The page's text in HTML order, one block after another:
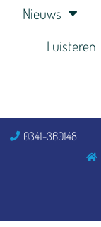
Nieuws
Luisteren
0341-360148